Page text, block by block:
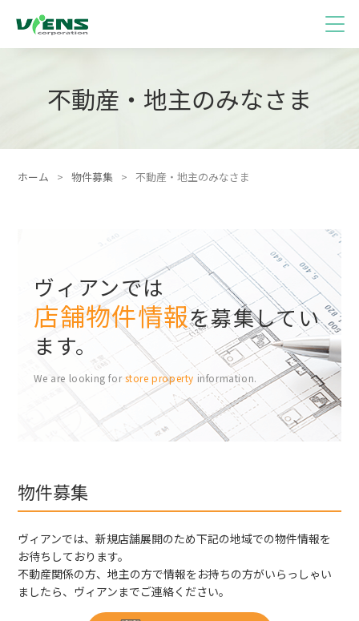
不動産・地主のみなさま
ホーム > 物件募集 > 不動産・地主のみなさま
ヴィアンでは
店舗物件情報を募集してい
ます。
We are looking forstore property information.
物件募集
ヴィアンでは、新規店舗展開のため下記の地域での物件情報を
お待ちしております。
不動産関係の方、地主の方で情報をお持ちの方がいらっしゃい
ましたら、ヴィアンまでご連絡ください。